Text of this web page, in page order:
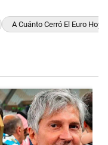
A Cuánto Cerró El Euro Hoy
"Los aviones F 16
artículo de tendencia con